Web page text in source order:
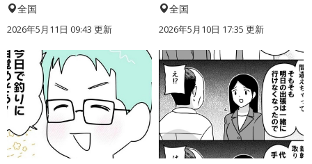
全国
2026年5月11日 09:43 更新
全国
2026年5月10日 17:35 更新